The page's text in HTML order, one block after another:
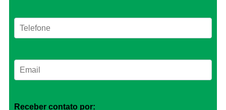
Receber contato por: